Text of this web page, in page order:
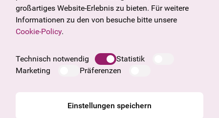
Häufige Fragen
Impressum
Datenschutzinformation
Burgenland
Salzburg
großartiges Website-Erlebnis zu bieten. Für weitere
Informationen zu den von besuche bitte unsere
Cookie-Policy.
Technisch notwendig
Statistik
Marketing
Präferenzen
Einstellungen speichern